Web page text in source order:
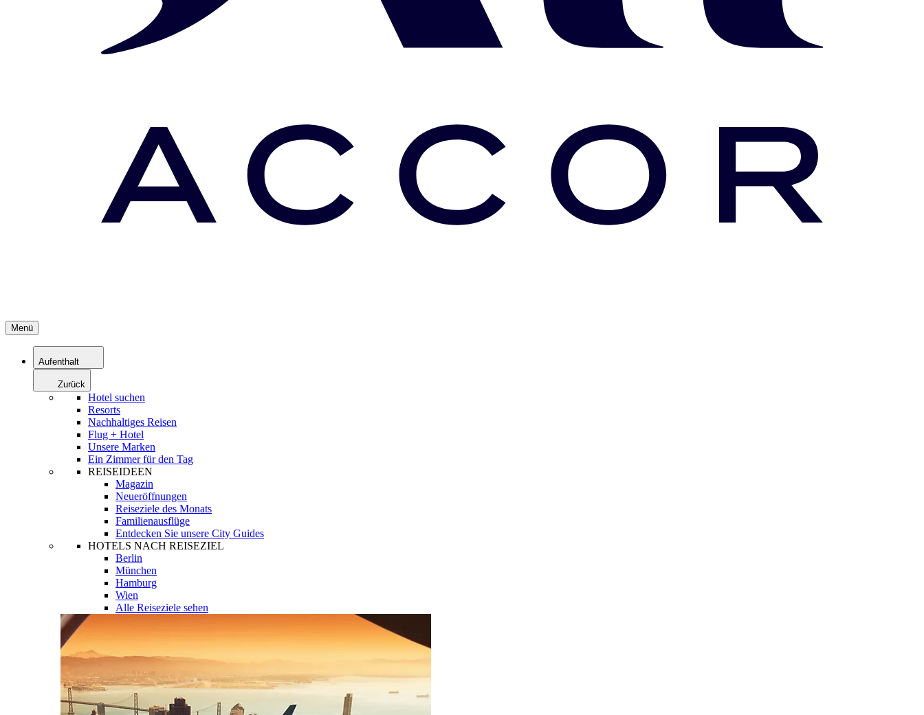
Menü
Aufenthalt
Zurück
Hotel suchen
Resorts
Nachhaltiges Reisen
Flug + Hotel
Unsere Marken
Ein Zimmer für den Tag
REISEIDEEN
Magazin
Neueröffnungen
Reiseziele des Monats
Familienausflüge
Entdecken Sie unsere City Guides
HOTELS NACH REISEZIEL
Berlin
München
Hamburg
Wien
Alle Reiseziele sehen